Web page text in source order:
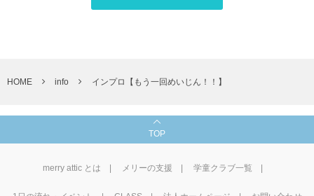
HOME info インプロ【もう一回めいじん！！】
TOP
merry attic とは メリーの支援 学童クラブ一覧